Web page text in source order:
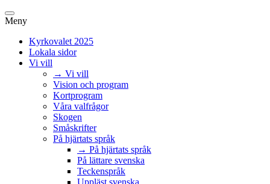
Meny
Kyrkovalet 2025
Lokala sidor
Vi vill
→ Vi vill
Vision och program
Kortprogram
Våra valfrågor
Skogen
Småskrifter
På hjärtats språk
→ På hjärtats språk
På lättare svenska
Teckenspråk
Uppläst svenska